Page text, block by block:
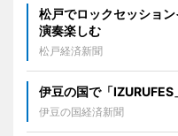
松戸でロックセッショ
演奏楽しむ
松戸経済新聞
伊豆の国で「
伊豆の国経済新聞